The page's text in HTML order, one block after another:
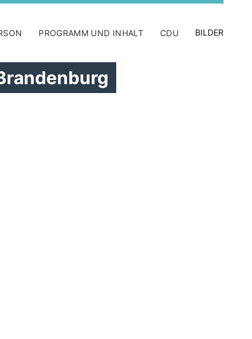
PROGRAMM UND INHALT CDU BILDER